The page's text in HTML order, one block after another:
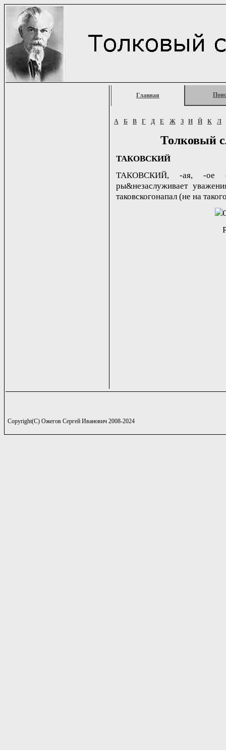
Главная
А Б В Г Д Е Ж З И Й К Л
Толковый
ТАКОВСКИЙ
ТАКОВСКИЙ, -ая, -ое
ры&незаслуживает
таковскогонапал (не на
Copyright(C) Ожегов Сергей Иванович 2008-2024